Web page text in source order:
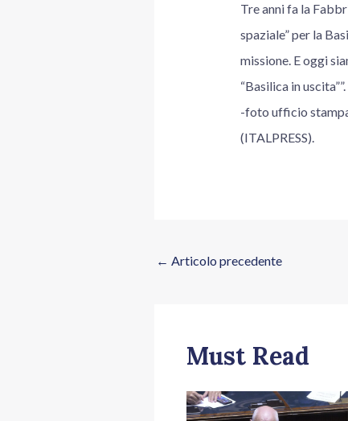
Tre anni fa la
spaziale” per la
missione. E oggi
“Basilica in uscita””.
-foto ufficio
(ITALPRESS).
← Articolo precedente
Must Read